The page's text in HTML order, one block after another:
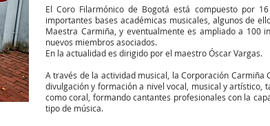
El Coro Filarmónico de Bogotá está compuesto por
importantes bases académicas musicales, algunos de
Maestra Carmiña, y eventualmente es ampliado a 100
nuevos miembros asociados.
En la actualidad es dirigido por el maestro Óscar Vargas.
A través de la actividad musical, la Corporación Carmiña
divulgación y formación a nivel vocal, musical y artístico,
como coral, formando cantantes profesionales con la
tipo de música.